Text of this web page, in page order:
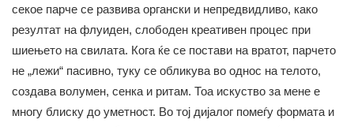
секое парче се развива органски и непредвидливо, како
резултат на флуиден, слободен креативен процес при
шиењето на свилата. Кога ќе се постави на вратот, парчето
не „лежи“ пасивно, туку се обликува во однос на телото,
создава волумен, сенка и ритам. Тоа искуство за мене е
многу блиску до уметност. Во тој дијалог помеѓу формата и